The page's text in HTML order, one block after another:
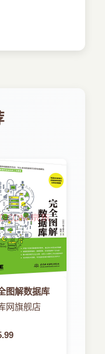
图解数据库
网旗舰店